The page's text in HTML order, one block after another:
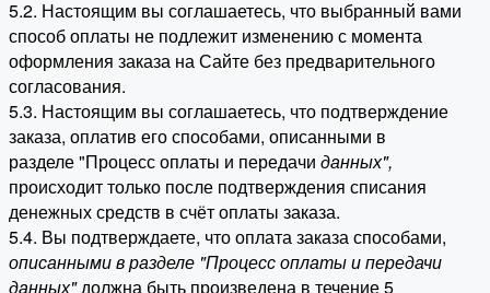
5.2. Настоящим вы соглашаетесь, что выбранный вами
способ оплаты не подлежит изменению с момента
оформления заказа на Сайте без предварительного
согласования.
5.3. Настоящим вы соглашаетесь, что подтверждение
заказа, оплатив его способами, описанными в
разделе "Процесс оплаты и передачи данных",
происходит только после подтверждения списания
денежных средств в счёт оплаты заказа.
5.4. Вы подтверждаете, что оплата заказа способами,
описанными в разделе "Процесс оплаты и передачи
данных"должна быть произведена в течение 5